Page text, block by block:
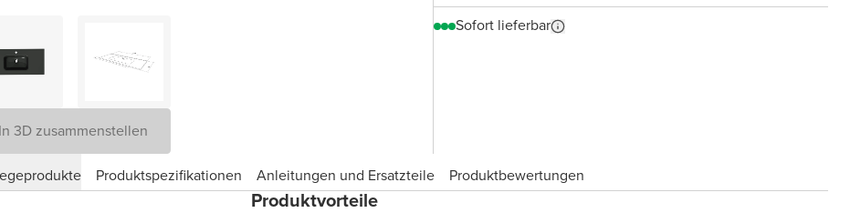
In 3D zusammenstellen
Sofort lieferbar
Produktspezifikationen Anleitungen und Ersatzteile
Produktbewertungen
Produktvorteile